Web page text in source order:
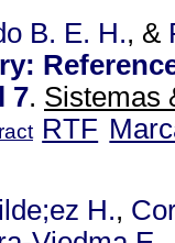
B. E. H., &
7. Sistemas
RTF
H.,